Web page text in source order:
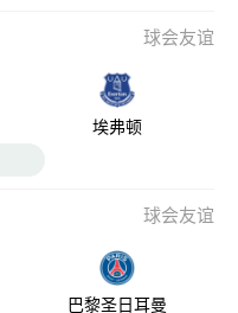
球会友谊
埃弗顿
球会友谊
巴黎圣日耳曼